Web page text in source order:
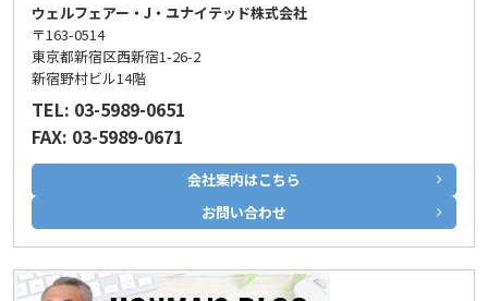
ウェルフェアー・J・ユナイテッド株式会社
〒163-0514
東京都新宿区西新宿1-26-2
新宿野村ビル14階
TEL: 03-5989-0651
FAX: 03-5989-0671
会社案内はこちら
お問い合わせ